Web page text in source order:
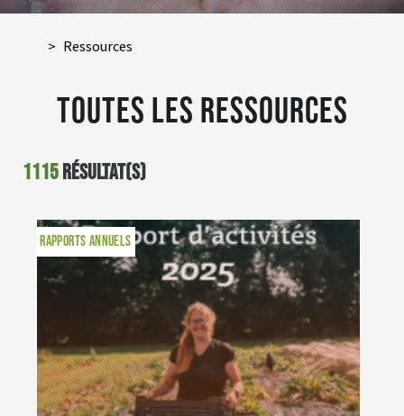
Ressources
Toutes les ressources
1115résultat(s)
RAPPORTS ANNUELS